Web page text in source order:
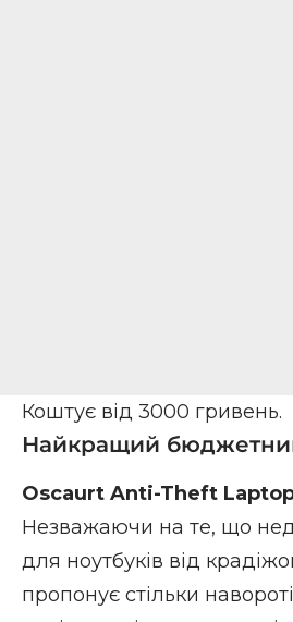
Коштує від 3000 гривень.
Найкращий
Oscaurt Anti-Theft
Незважаючи на те, що
для ноутбуків від
пропонує стільки